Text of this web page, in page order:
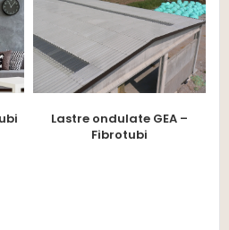
Lastre ondulate GEA –
Fibrotubi